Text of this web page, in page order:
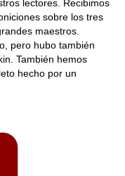
lectores. Recibimos
sobre los tres
maestros.
pero hubo también
También hemos
hecho por un